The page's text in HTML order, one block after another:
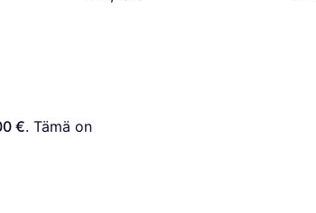
€. Tämä on